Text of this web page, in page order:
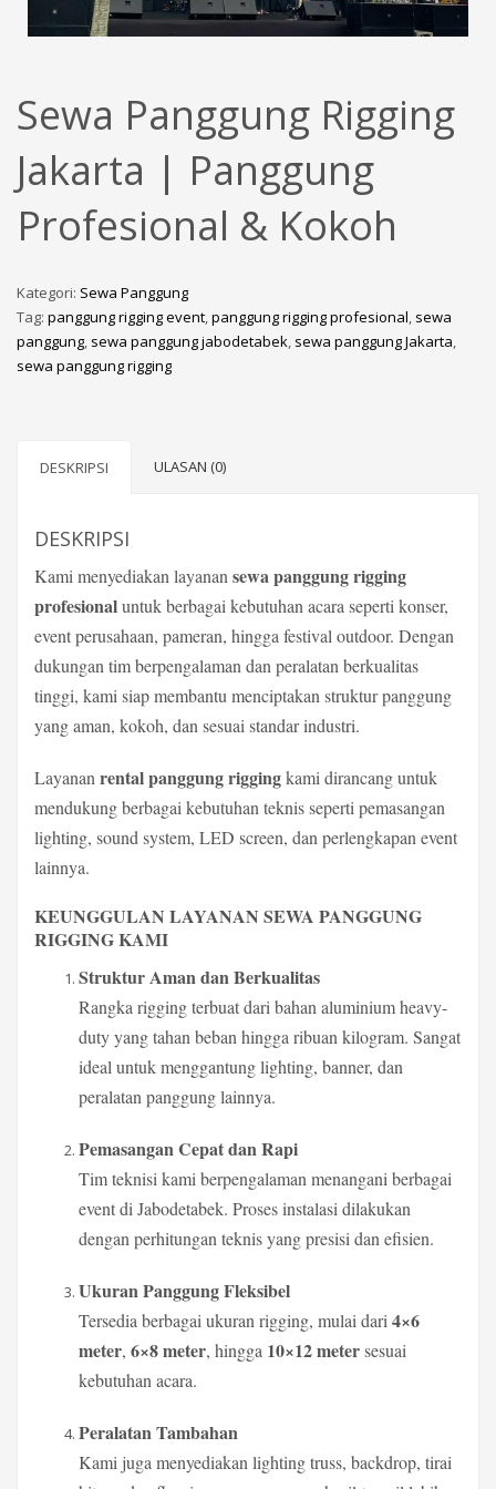
Sewa Panggung Rigging
Jakarta | Panggung
Profesional & Kokoh
Kategori: Sewa Panggung
Tag: panggung rigging event,panggung rigging profesional, sewa
panggung, sewa panggung jabodetabek, sewa panggung Jakarta,
sewa panggung rigging
DESKRIPSI ULASAN (0)
DESKRIPSI
Kami menyediakan layanan sewa panggung rigging
profesionaluntuk berbagai kebutuhan acara seperti konser,
event perusahaan, pameran, hingga festival outdoor. Dengan
dukungan tim berpengalaman dan peralatan berkualitas
tinggi, kami siap membantu menciptakan struktur panggung
yang aman, kokoh, dan sesuai standar industri.
Layanan rental panggung riggingkami dirancang untuk
mendukung berbagai kebutuhan teknis seperti pemasangan
lighting, sound system, LED screen, dan perlengkapan event
lainnya.
KEUNGGULAN LAYANAN SEWA PANGGUNG
RIGGING KAMI
Struktur Aman dan Berkualitas
Rangka rigging terbuat dari bahan aluminium heavy-
duty yang tahan beban hingga ribuan kilogram. Sangat
ideal untuk menggantung lighting, banner, dan
peralatan panggung lainnya.
Pemasangan Cepat dan Rapi
Tim teknisi kami berpengalaman menangani berbagai
event di Jabodetabek. Proses instalasi dilakukan
dengan perhitungan teknis yang presisi dan efisien.
Ukuran Panggung Fleksibel
Tersedia berbagai ukuran rigging, mulai dari 4×6
meter, 6×8 meter, hingga 10×12 metersesuai
kebutuhan acara.
Peralatan Tambahan
Kami juga menyediakan lighting truss, backdrop, tirai